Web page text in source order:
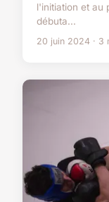
l'initiation et au
débuta...
20 juin 2024 · 3